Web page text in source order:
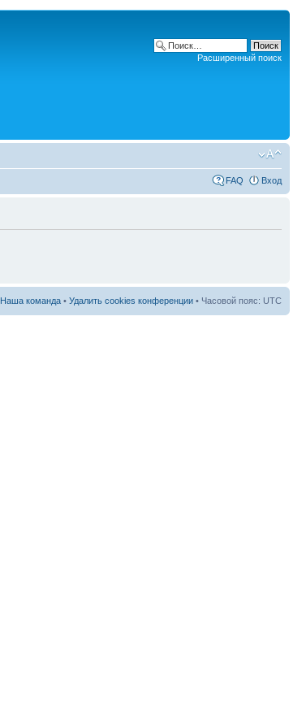
Расширенный поиск
FAQ Вход
Наша команда • Удалить cookies конференции • Часовой пояс: UTC